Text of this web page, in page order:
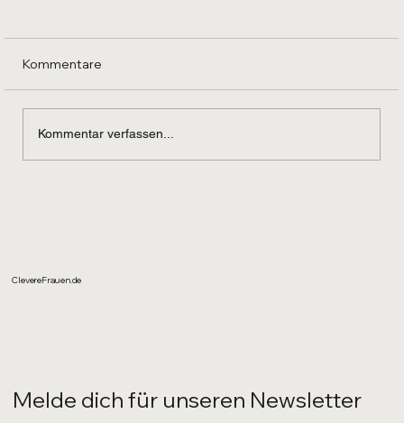
Kommentare
Kommentar verfassen...
ClevereFrauen.de
Melde dich für unseren Newsletter